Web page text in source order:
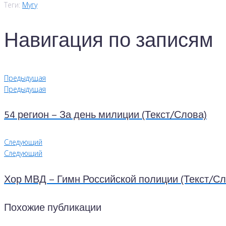
Теги: Мугу
Навигация по записям
Предыдущая
Предыдущая
54 регион – За день милиции (Текст/Слова)
Следующий
Следующий
Хор МВД – Гимн Российской полиции (Текст/
Похожие публикации